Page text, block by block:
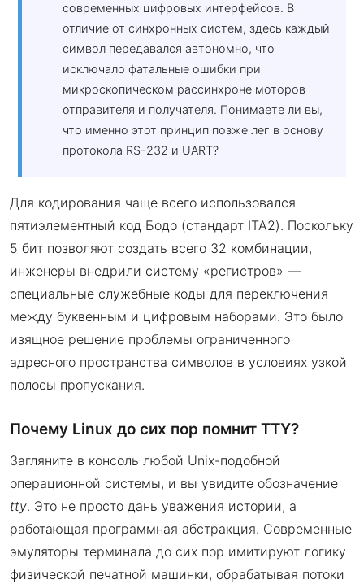
современных цифровых интерфейсов. В
отличие от синхронных систем, здесь каждый
символ передавался автономно, что
исключало фатальные ошибки при
микроскопическом рассинхроне моторов
отправителя и получателя. Понимаете ли вы,
что именно этот принцип позже лег в основу
протокола RS-232 и UART?
Для кодирования чаще всего использовался
пятиэлементный код Бодо (стандарт ITA2). Поскольку
5 бит позволяют создать всего 32 комбинации,
инженеры внедрили систему «регистров» —
специальные служебные коды для переключения
между буквенным и цифровым наборами. Это было
изящное решение проблемы ограниченного
адресного пространства символов в условиях узкой
полосы пропускания.
Почему Linux до сих пор помнит TTY?
Загляните в консоль любой Unix-подобной
операционной системы, и вы увидите обозначение
tty. Это не просто дань уважения истории, а
работающая программная абстракция. Современные
эмуляторы терминала до сих пор имитируют логику
физической печатной машинки, обрабатывая потоки